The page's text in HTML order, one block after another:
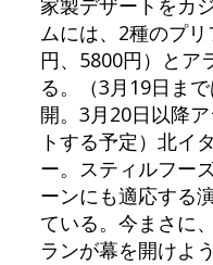
家製デザートをカ
ムには、2種のプ
円、5800円）とア
る。（3月19日ま
開。3月20日以降
トする予定）北イ
ー。スティルフー
ーンにも適応する
ている。今まさに
ランが幕を開けよ